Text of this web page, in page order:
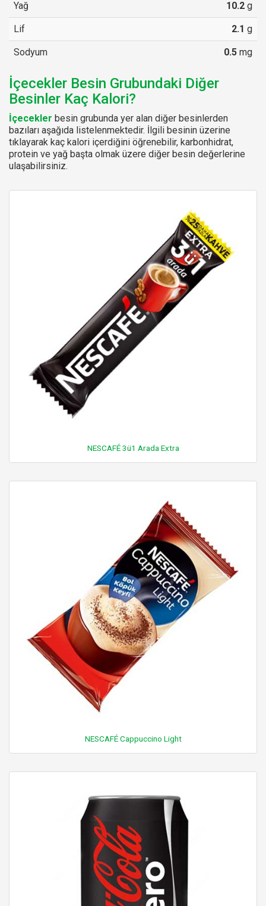
Yağ 10.2 g
Lif 2.1 g
Sodyum 0.5 mg
İçecekler Besin Grubundaki Diğer
Besinler Kaç Kalori?
İçecekler besin grubunda yer alan diğer besinlerden
bazıları aşağıda listelenmektedir. İlgili besinin üzerine
tıklayarak kaç kalori içerdiğini öğrenebilir, karbonhidrat,
protein ve yağ başta olmak üzere diğer besin değerlerine
ulaşabilirsiniz.
NESCAFÉ 3ü1 Arada Extra
NESCAFÉ Cappuccino Light